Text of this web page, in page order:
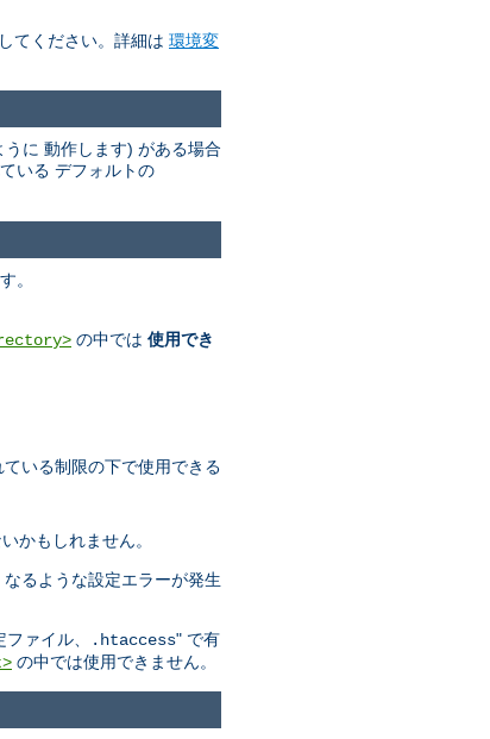
てください。詳細は 環境変
に 動作します) がある場合
いる デフォルトの
。
の中では 使用でき
ている制限の下で使用できる
かもしれません。
るような設定エラーが発生
ファイル、.htaccess" で有
の中では使用できません。